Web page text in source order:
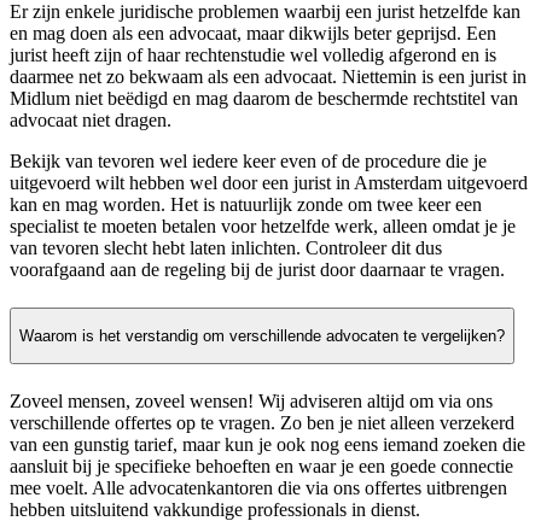
Er zijn enkele juridische problemen waarbij een jurist hetzelfde kan
en mag doen als een advocaat, maar dikwijls beter geprijsd. Een
jurist heeft zijn of haar rechtenstudie wel volledig afgerond en is
daarmee net zo bekwaam als een advocaat. Niettemin is een jurist in
Midlum niet beëdigd en mag daarom de beschermde rechtstitel van
advocaat niet dragen.
Bekijk van tevoren wel iedere keer even of de procedure die je
uitgevoerd wilt hebben wel door een jurist in Amsterdam uitgevoerd
kan en mag worden. Het is natuurlijk zonde om twee keer een
specialist te moeten betalen voor hetzelfde werk, alleen omdat je je
van tevoren slecht hebt laten inlichten. Controleer dit dus
voorafgaand aan de regeling bij de jurist door daarnaar te vragen.
Waarom is het verstandig om verschillende advocaten te vergelijken?
Zoveel mensen, zoveel wensen! Wij adviseren altijd om via ons
verschillende offertes op te vragen. Zo ben je niet alleen verzekerd
van een gunstig tarief, maar kun je ook nog eens iemand zoeken die
aansluit bij je specifieke behoeften en waar je een goede connectie
mee voelt. Alle advocatenkantoren die via ons offertes uitbrengen
hebben uitsluitend vakkundige professionals in dienst.